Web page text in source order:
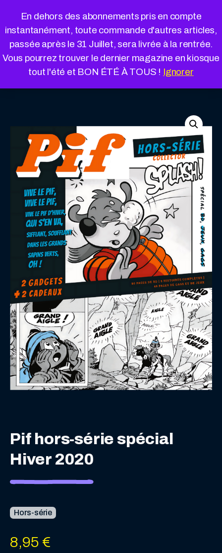
En dehors des abonnements pris en compte
instantanément, toute commande d'autres articles,
passée après le 31 Juillet, sera livrée à la rentrée.
Vous pourrez trouver le dernier magazine en kiosque
tout l'été et BON ÉTÉ À TOUS ! Ignorer
« Retour à la boutique Panier
Pif hors-série spécial
Hiver 2020
Hors-série
8,95 €